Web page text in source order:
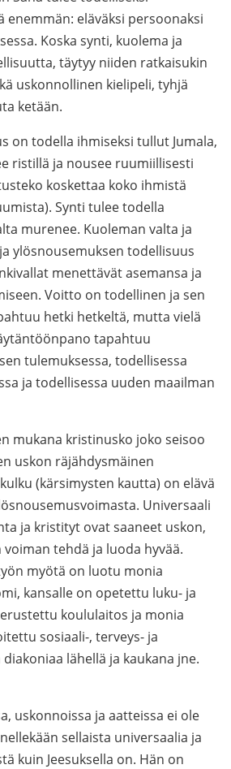
enemmän: eläväksi persoonaksi
Koska synti, kuolema ja
täytyy niiden ratkaisukin
uskonnollinen kielipeli, tyhjä
ketään.
on todella ihmiseksi tullut Jumala,
ristillä ja nousee ruumiillisesti
koskettaa koko ihmistä
Synti tulee todella
murenee. Kuoleman valta ja
ylösnousemuksen todellisuus
menettävät asemansa ja
Voitto on todellinen ja sen
hetki hetkeltä, mutta vielä
tapahtuu
tulemuksessa, todellisessa
ja todellisessa uuden maailman
mukana kristinusko joko seisoo
uskon räjähdysmäinen
(kärsimysten kautta) on elävä
Universaali
ja kristityt ovat saaneet uskon,
tehdä ja luoda hyvää.
myötä on luotu monia
kansalle on opetettu luku- ja
koululaitos ja monia
sosiaali-, terveys- ja
lähellä ja kaukana jne.
uskonnoissa ja aatteissa ei ole
sellaista universaalia ja
kuin Jeesuksella on. Hän on